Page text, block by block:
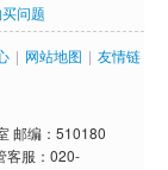
问题
| 网站地图 | 友情链
邮编：510180
客服：020-